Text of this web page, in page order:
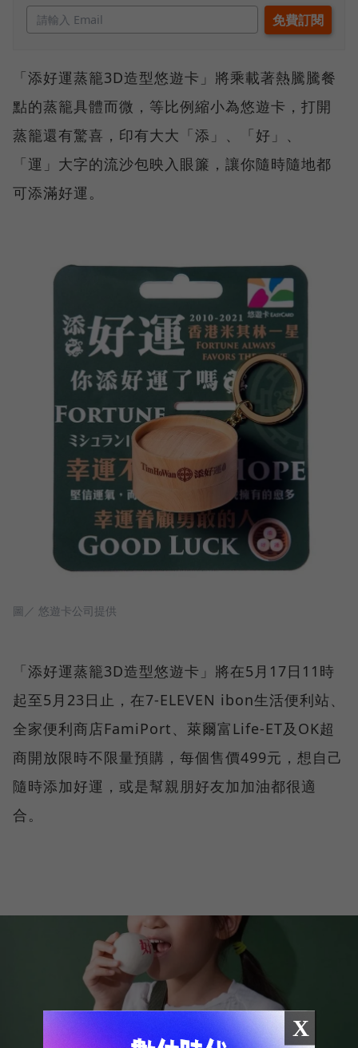
「添好運蒸籠3D造型悠遊卡」將乘載著熱騰騰餐
點的蒸籠具體而微，等比例縮小為悠遊卡，打開
蒸籠還有驚喜，印有大大「添」、「好」、
「運」大字的流沙包映入眼簾，讓你隨時隨地都
可添滿好運。
圖／ 悠遊卡公司提供
「添好運蒸籠3D造型悠遊卡」將在5月17日11時
起至5月23日止，在7-ELEVEN ibon生活便利站、
全家便利商店FamiPort、萊爾富Life-ET及OK超
商開放限時不限量預購，每個售價499元，想自己
隨時添加好運，或是幫親朋好友加加油都很適
合。
X